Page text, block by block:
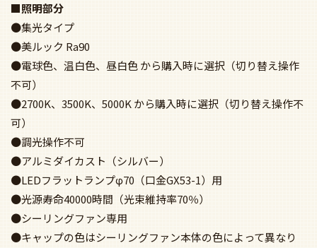
■照明部分
●集光タイプ
●美ルック Ra90
●電球色、温白色、昼白色 から購入時に選択（切り替え操作
不可）
●2700K、3500K、5000K から購入時に選択（切り替え操作不
可）
●調光操作不可
●アルミダイカスト（シルバー）
●LEDフラットランプφ70（口金GX53-1）用
●光源寿命40000時間（光束維持率70％）
●シーリングファン専用
●キャップの色はシーリングファン本体の色によって異なり